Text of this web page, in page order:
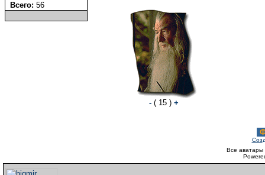
Всего: 56
-( 15 ) +
Все аватары